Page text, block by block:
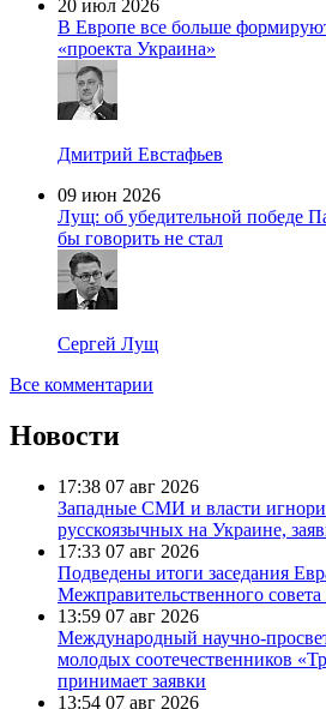
20 июл 2026
В Европе все больше
«проекта Украина»
Дмитрий Евстафьев
09 июн 2026
Лущ: об убедительной победе
бы говорить не стал
Сергей Лущ
Все комментарии
Новости
17:38 07 авг 2026
Западные СМИ и власти
русскоязычных на Украине,
17:33 07 авг 2026
Подведены итоги заседания
Межправительственного совета
13:59 07 авг 2026
Международный научно-
молодых соотечественников
принимает заявки
13:54 07 авг 2026